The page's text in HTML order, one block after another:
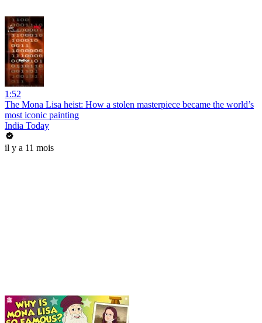
1:52
The Mona Lisa heist: How a stolen masterpiece became the world’s
most iconic painting
India Today
il y a 11 mois